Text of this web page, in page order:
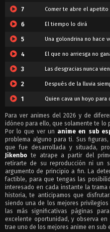
7 Comer te abre el apetito
6 El tiempo lo dirá
5 Una golondrina no hace
4 El que no arriesga no
3 Las desgracias nunca
2 Después de la lluvia
1 Quien cava un hoyo
Para ver animes del 2026 y de
idóneo para ello, que solamente te lo
Por lo que ver un anime en sub
problema alguno para ti. Sus
que fue desarrollada y situada,
Jikenbo te atrape a partir del
retirarte de su reproducción ni un
argumento de principio a fin. La
factible, para que tengas las
interesado en cada instante la trama
historia, te anticipamos que
siendo una de los mejores
las más significativas páginas
excelente oportunidad, y observa
trae uno de los mejores anime en sub